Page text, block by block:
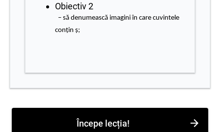
Obiectiv 2
– să denumească imagini în care cuvintele
conţin ş;
Începe lecția!